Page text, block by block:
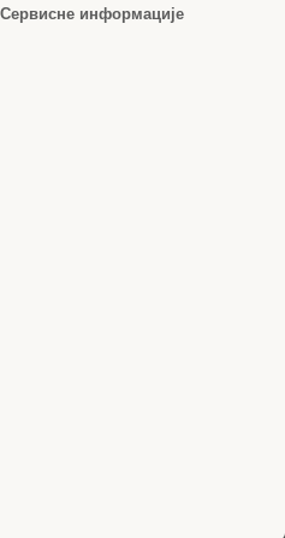
информације